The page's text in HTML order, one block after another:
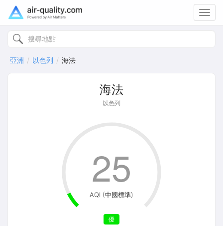
亞洲 以色列 海法
海法
以色列
AQI (中國標準)
優
25